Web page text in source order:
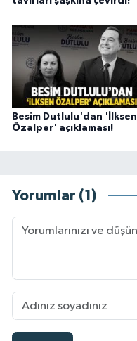
Besim Dutlulu'dan 'İlksen
Özalper' açıklaması!
Yorumlar (1)